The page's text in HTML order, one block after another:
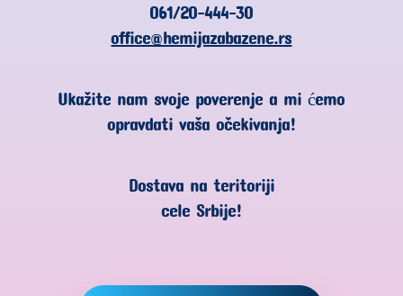
061/20-444-30
office@hemijazabazene.rs
Ukažite nam svoje poverenje a mi ćemo
opravdati vaša očekivanja!
Dostava na teritoriji
cele Srbije!